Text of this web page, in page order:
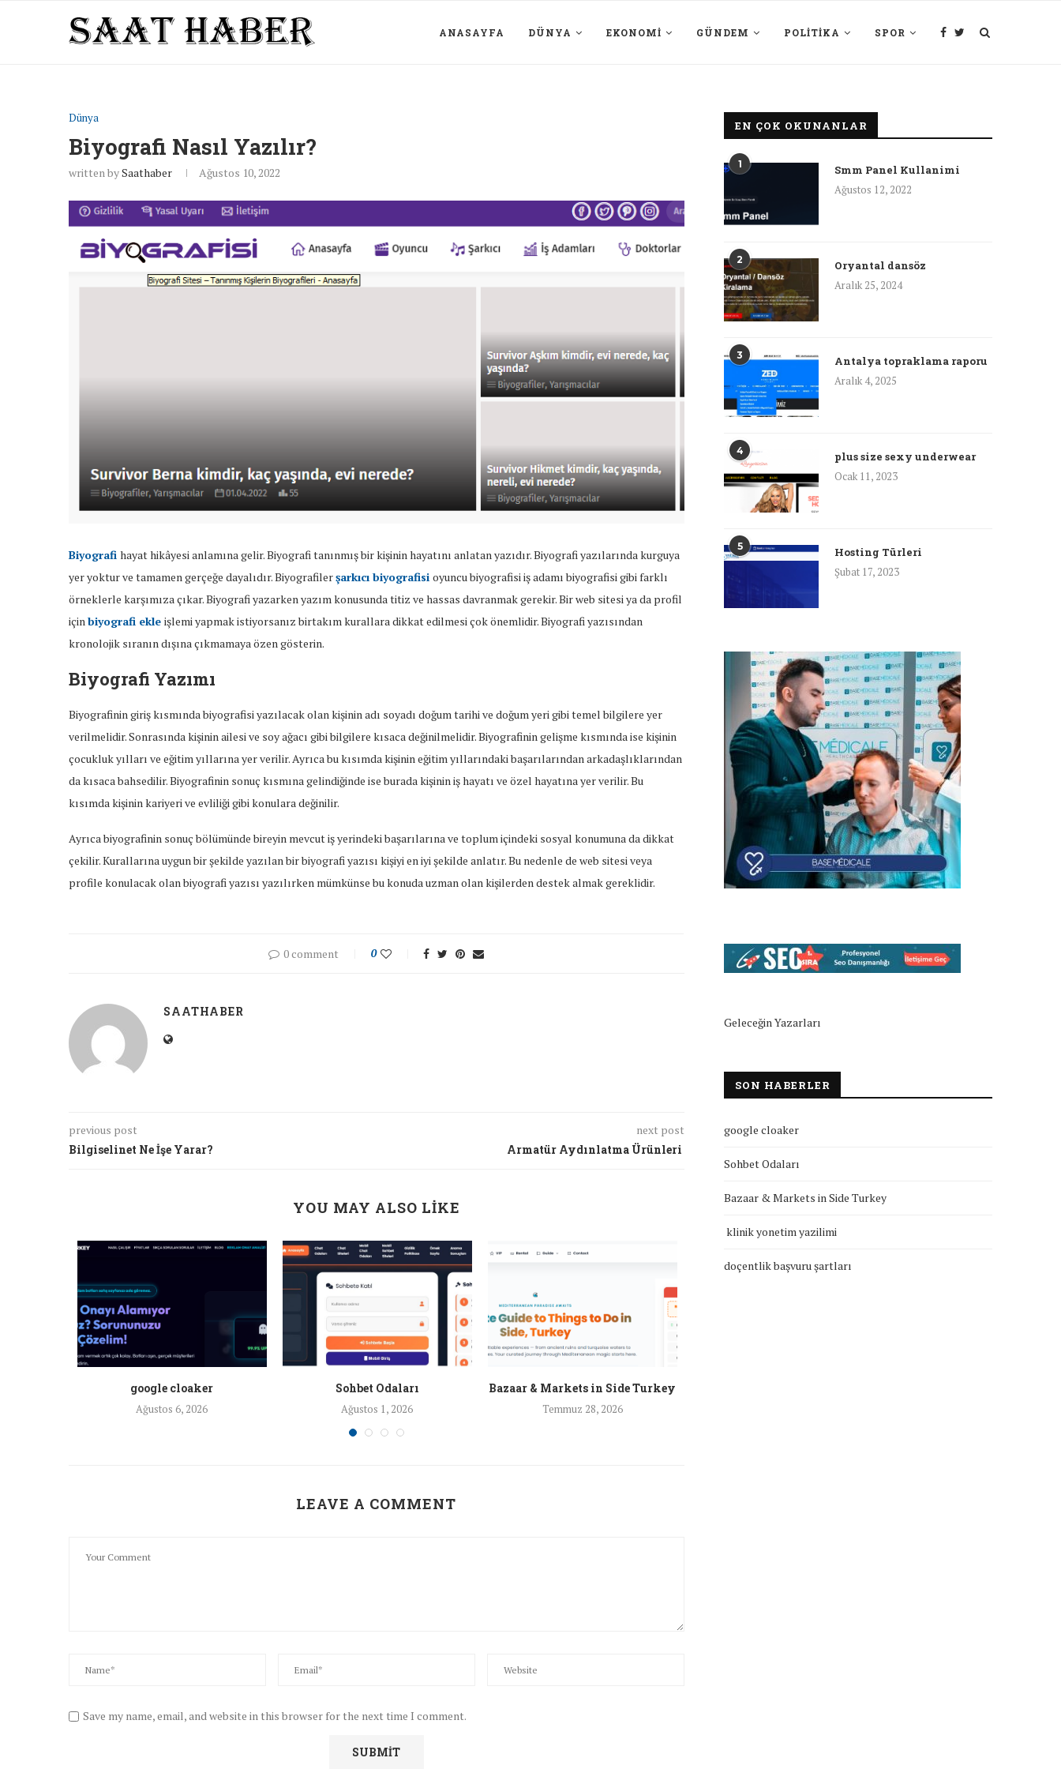
ANASAYFA DÜNYA EKONOMI GÜNDEM POLITIKA SPOR
Dünya
Biyografi Nasıl Yazılır?
written bySaathaber Ağustos 10, 2022
Biyografi hayat hikâyesi anlamına gelir. Biyografi tanınmış bir kişinin hayatını anlatan yazıdır. Biyografi yazılarında kurguya
yer yoktur ve tamamen gerçeğe dayalıdır. Biyografilerşarkıcı biyografisi oyuncu biyografisi iş adamı biyografisi gibi farklı
örneklerle karşımıza çıkar. Biyografi yazarken yazım konusunda titiz ve hassas davranmak gerekir. Bir web sitesi ya da profil
için biyografi ekle işlemi yapmak istiyorsanız birtakım kurallara dikkat edilmesi çok önemlidir. Biyografi yazısından
kronolojik sıranın dışına çıkmamaya özen gösterin.
Biyografi Yazımı
Biyografinin giriş kısmında biyografisi yazılacak olan kişinin adı soyadı doğum tarihi ve doğum yeri gibi temel bilgilere yer
verilmelidir. Sonrasında kişinin ailesi ve soy ağacı gibi bilgilere kısaca değinilmelidir. Biyografinin gelişme kısmında ise kişinin
çocukluk yılları ve eğitim yıllarına yer verilir. Ayrıca bu kısımda kişinin eğitim yıllarındaki başarılarından arkadaşlıklarından
da kısaca bahsedilir. Biyografinin sonuç kısmına gelindiğinde ise burada kişinin iş hayatı ve özel hayatına yer verilir. Bu
kısımda kişinin kariyeri ve evliliği gibi konulara değinilir.
Ayrıca biyografinin sonuç bölümünde bireyin mevcut iş yerindeki başarılarına ve toplum içindeki sosyal konumuna da dikkat
çekilir. Kurallarına uygun bir şekilde yazılan bir biyografi yazısı kişiyi en iyi şekilde anlatır. Bu nedenle de web sitesi veya
profile konulacak olan biyografi yazısı yazılırken mümkünse bu konuda uzman olan kişilerden destek almak gereklidir.
0 comment 0
SAATHABER
previous post
Bilgiselinet Ne İşe Yarar?
next post
Armatür Aydınlatma Ürünleri
YOU MAY ALSO LIKE
google cloaker
Ağustos 6, 2026
Sohbet Odaları
Ağustos 1, 2026
Bazaar & Markets in Side Turkey
Temmuz 28, 2026
LEAVE A COMMENT
Save my name, email, and website in this browser for the next time I comment.
EN ÇOK OKUNANLAR
1
Smm Panel Kullanimi
Ağustos 12, 2022
2
Oryantal dansöz
Aralık 25, 2024
3
Antalya topraklama raporu
Aralık 4, 2025
4
plus size sexy underwear
Ocak 11, 2023
5
Hosting Türleri
Şubat 17, 2023
Geleceğin Yazarları
SON HABERLER
google cloaker
Sohbet Odaları
Bazaar & Markets in Side Turkey
klinik yonetim yazilimi
doçentlik başvuru şartları